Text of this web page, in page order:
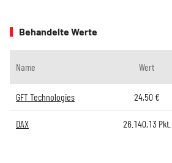
Behandelte Werte
Name Wert
GFT Technologies 24,50€
DAX 26.140,13 Pkt.